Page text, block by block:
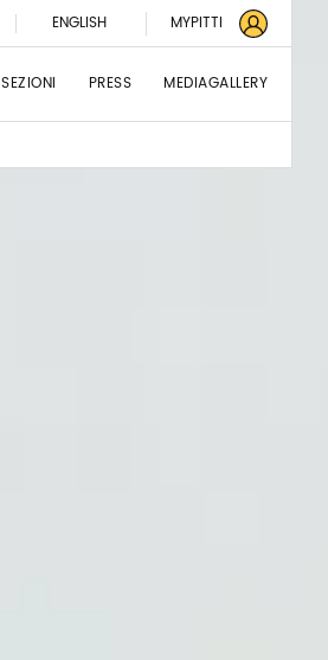
ENGLISH MYPITTI
SEZIONI PRESS MEDIAGALLERY